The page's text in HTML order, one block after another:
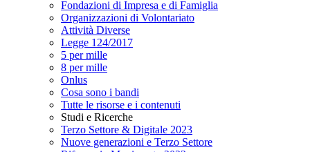
Fondazioni di Impresa e di Famiglia
Organizzazioni di Volontariato
Attività Diverse
Legge 124/2017
5 per mille
8 per mille
Onlus
Cosa sono i bandi
Tutte le risorse e i contenuti
Studi e Ricerche
Terzo Settore & Digitale 2023
Nuove generazioni e Terzo Settore